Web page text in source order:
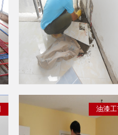
油漆